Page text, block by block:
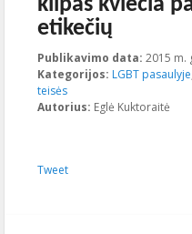
klipas kviečia
etikečių
Publikavimo data: 2015 m.
Kategorijos: LGBT pasaulyje
teisės
Autorius: Eglė Kuktoraitė
Tweet